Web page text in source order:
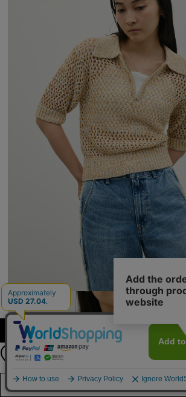
カラーを選択する（フリーサイズ
店舗在庫を見る
【期間限定】
新規会員登録キャンペーン開
8月31日（月）23：59まで
詳しくは
こちら